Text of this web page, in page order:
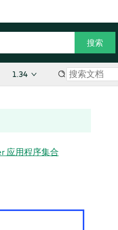
1.34
应用程序集合